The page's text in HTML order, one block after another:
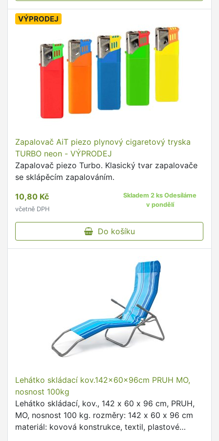
VÝPRODEJ
Zapalovač AiT piezo plynový cigaretový tryska
TURBO neon - VÝPRODEJ
Zapalovač piezo Turbo. Klasický tvar zapalovače
se sklápěcím zapalováním.
10,80 Kč
včetně DPH
Skladem 2 ks Odesíláme
v pondělí
Do košíku
Lehátko skládací kov.142x60x96cm PRUH MO,
nosnost 100kg
Lehátko skládací, kov., 142 x 60 x 96 cm, PRUH,
MO, nosnost 100 kg. rozměry: 142 x 60 x 96 cm
materiál: kovová konstrukce, textil, plastové